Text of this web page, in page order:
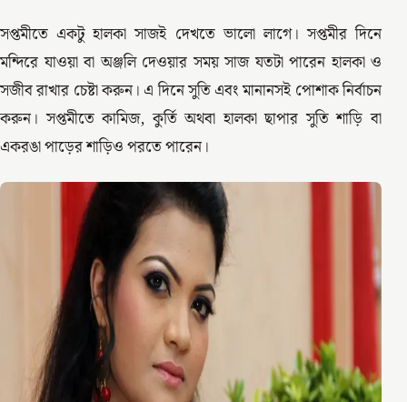
সপ্তমীতে একটু হালকা সাজই দেখতে ভালো লাগে। সপ্তমীর দিনে
মন্দিরে যাওয়া বা অঞ্জলি দেওয়ার সময় সাজ যতটা পারেন হালকা ও
সজীব রাখার চেষ্টা করুন। এ দিনে সুতি এবং মানানসই পোশাক নির্বাচন
করুন। সপ্তমীতে কামিজ, কুর্তি অথবা হালকা ছাপার সুতি শাড়ি বা
একরঙা পাড়ের শাড়িও পরতে পারেন।